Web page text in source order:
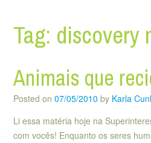
Tag: discovery
Animais que
Posted on 07/05/2010 by Karla
Li essa matéria hoje na
com vocês! Enquanto os seres